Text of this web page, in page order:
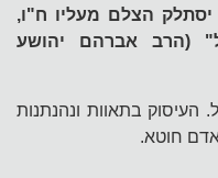
יסתלק הצלם מעליו ח"ו,
(הרב אברהם יהושע
העיסוק בתאוות ונהנתנות
חוטא.